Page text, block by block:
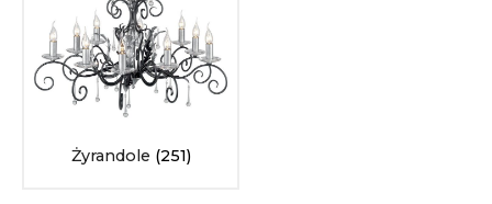
Żyrandole (251)